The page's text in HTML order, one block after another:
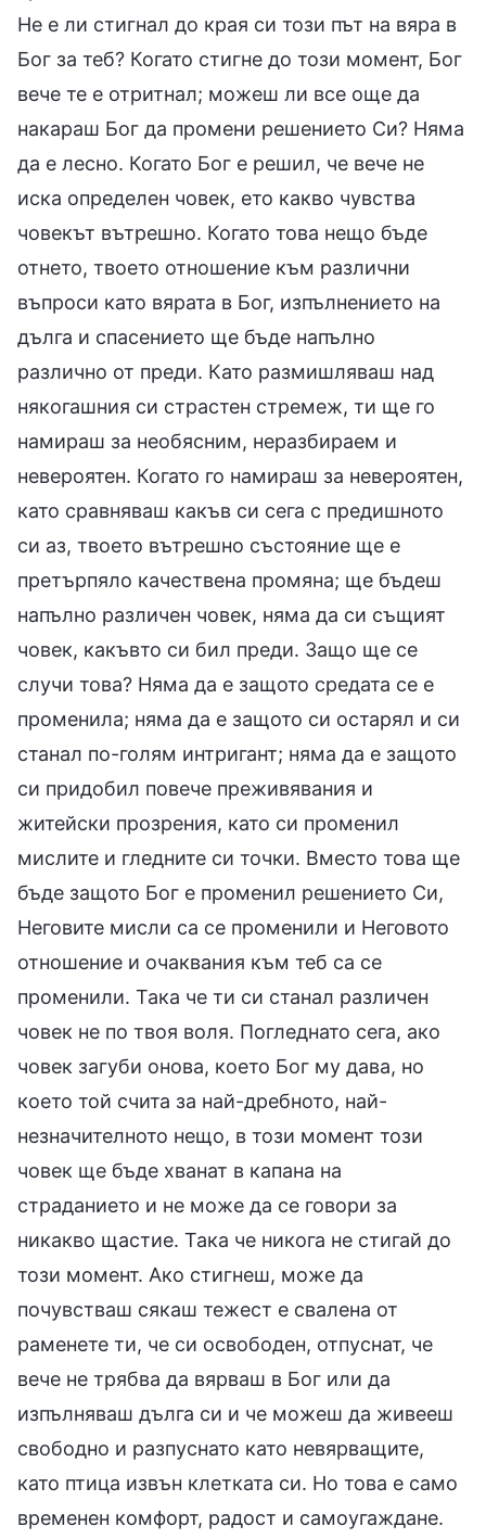
Не е ли стигнал до края си този път на вяра в
Бог за теб? Когато стигне до този момент, Бог
вече те е отритнал; можеш ли все още да
накараш Бог да промени решението Си? Няма
да е лесно. Когато Бог е решил, че вече не
иска определен човек, ето какво чувства
човекът вътрешно. Когато това нещо бъде
отнето, твоето отношение към различни
въпроси като вярата в Бог, изпълнението на
дълга и спасението ще бъде напълно
различно от преди. Като размишляваш над
някогашния си страстен стремеж, ти ще го
намираш за необясним, неразбираем и
невероятен. Когато го намираш за невероятен,
като сравняваш какъв си сега с предишното
си аз, твоето вътрешно състояние ще е
претърпяло качествена промяна; ще бъдеш
напълно различен човек, няма да си същият
човек, какъвто си бил преди. Защо ще се
случи това? Няма да е защото средата се е
променила; няма да е защото си остарял и си
станал по-голям интригант; няма да е защото
си придобил повече преживявания и
житейски прозрения, като си променил
мислите и гледните си точки. Вместо това ще
бъде защото Бог е променил решението Си,
Неговите мисли са се променили и Неговото
отношение и очаквания към теб са се
променили. Така че ти си станал различен
човек не по твоя воля. Погледнато сега, ако
човек загуби онова, което Бог му дава, но
което той счита за най-дребното, най-
незначителното нещо, в този момент този
човек ще бъде хванат в капана на
страданието и не може да се говори за
никакво щастие. Така че никога не стигай до
този момент. Ако стигнеш, може да
почувстваш сякаш тежест е свалена от
раменете ти, че си освободен, отпуснат, че
вече не трябва да вярваш в Бог или да
изпълняваш дълга си и че можеш да живееш
свободно и разпуснато като невярващите,
като птица извън клетката си. Но това е само
временен комфорт, радост и самоугаждане.